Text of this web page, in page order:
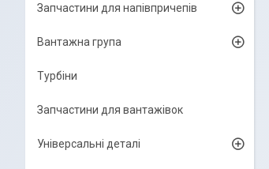
Запчастини для напівпричепів
Вантажна група
Турбіни
Запчастини для вантажівок
Універсальні деталі